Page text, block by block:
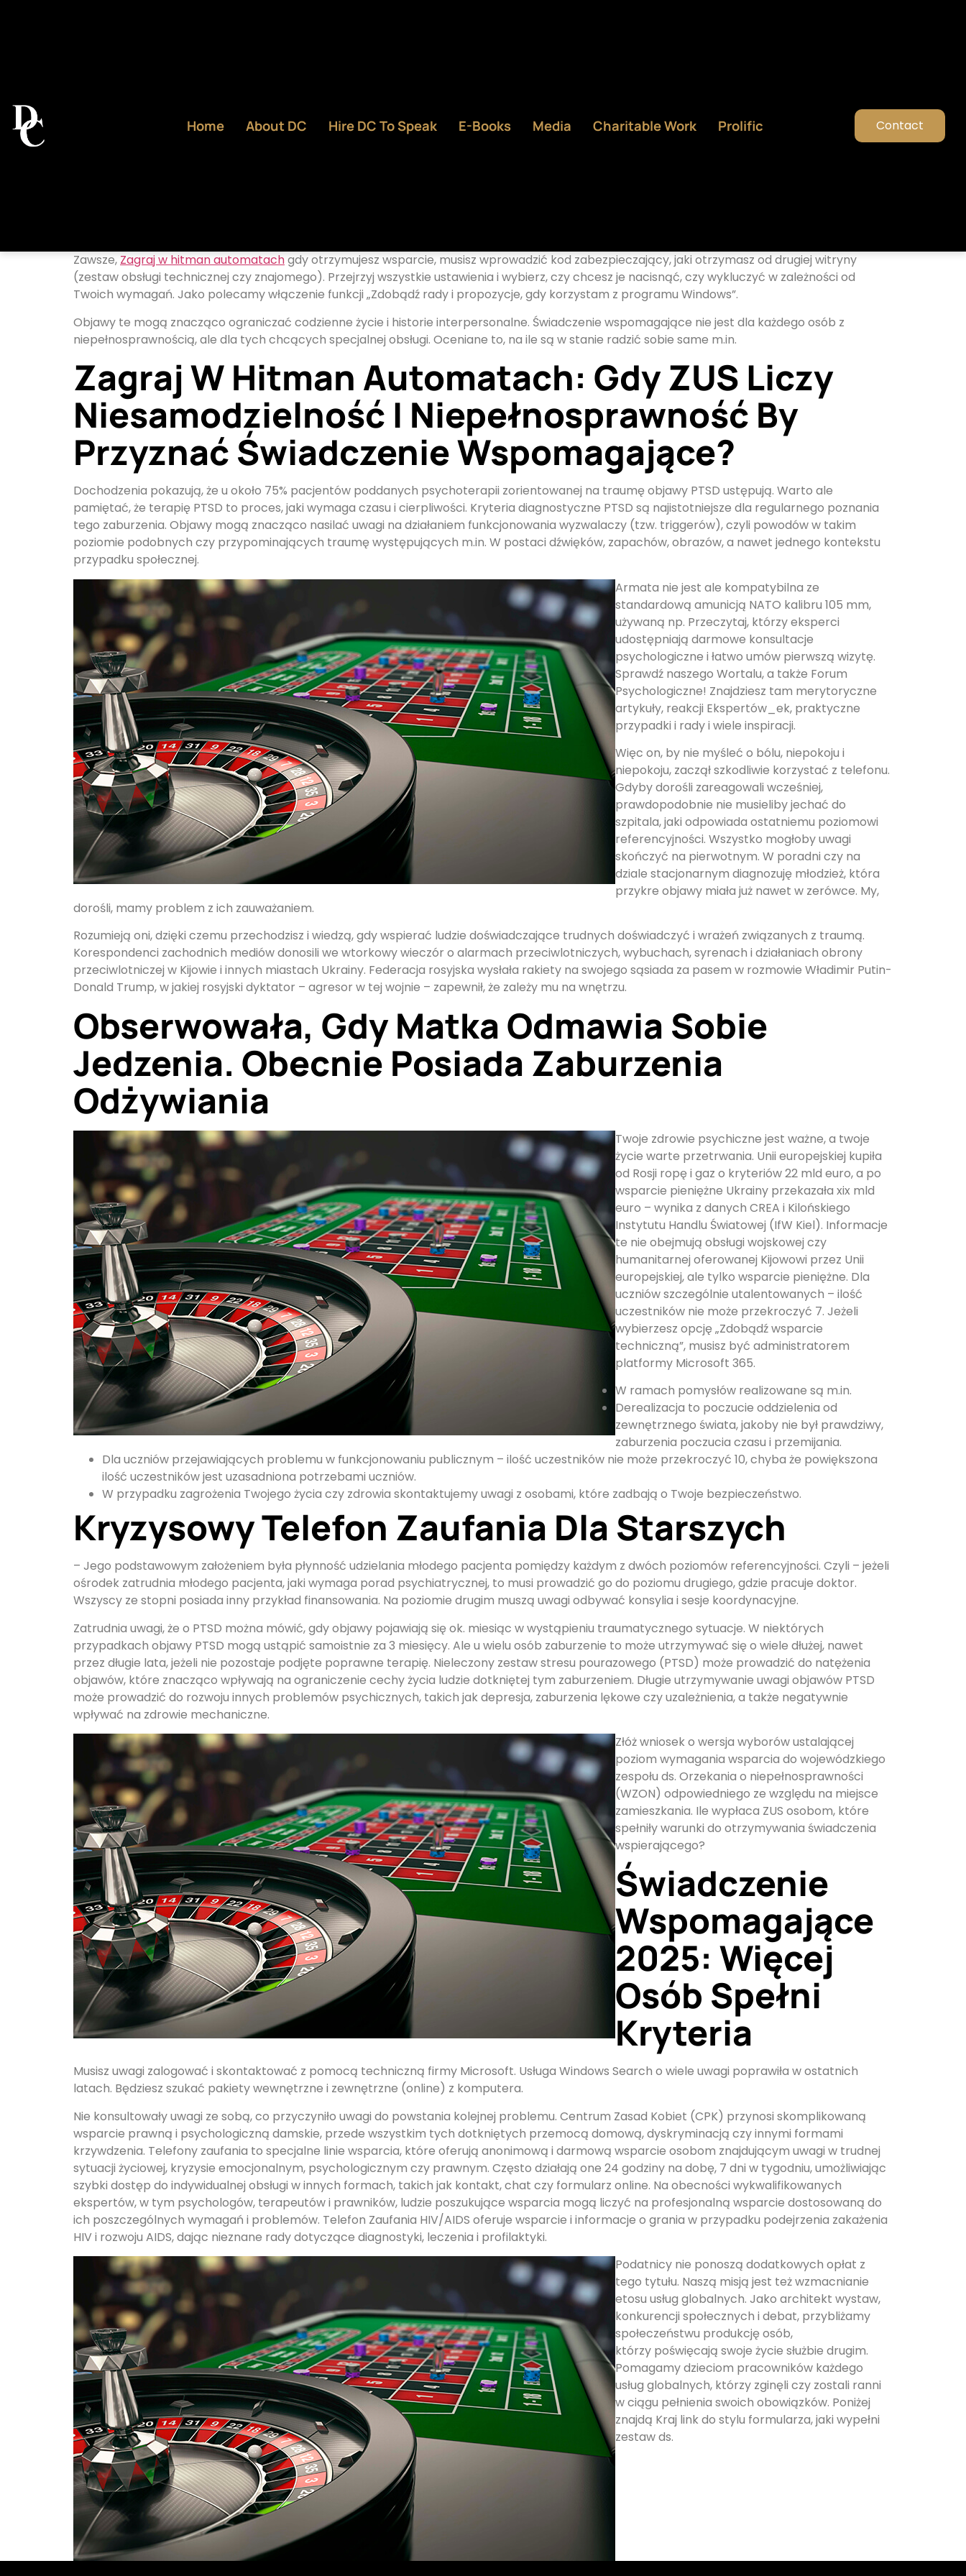
Home About DC Hire DC To Speak E-Books Media Charitable Work Prolific Contact
Zawsze, Zagraj w hitman automatachgdy otrzymujesz wsparcie, musisz wprowadzić kod zabezpieczający, jaki otrzymasz od drugiej witryny
(zestaw obsługi technicznej czy znajomego). Przejrzyj wszystkie ustawienia i wybierz, czy chcesz je nacisnąć, czy wykluczyć w zależności od
Twoich wymagań. Jako polecamy włączenie funkcji „Zdobądź rady i propozycje, gdy korzystam z programu Windows”.
Objawy te mogą znacząco ograniczać codzienne życie i historie interpersonalne. Świadczenie wspomagające nie jest dla każdego osób z
niepełnosprawnością, ale dla tych chcących specjalnej obsługi. Oceniane to, na ile są w stanie radzić sobie same m.in.
Zagraj W Hitman Automatach: Gdy ZUS Liczy
Niesamodzielność I Niepełnosprawność By
Przyznać Świadczenie Wspomagające?
Dochodzenia pokazują, że u około 75% pacjentów poddanych psychoterapii zorientowanej na traumę objawy PTSD ustępują. Warto ale
pamiętać, że terapię PTSD to proces, jaki wymaga czasu i cierpliwości. Kryteria diagnostyczne PTSD są najistotniejsze dla regularnego poznania
tego zaburzenia. Objawy mogą znacząco nasilać uwagi na działaniem funkcjonowania wyzwalaczy (tzw. triggerów), czyli powodów w takim
poziomie podobnych czy przypominających traumę występujących m.in. W postaci dźwięków, zapachów, obrazów, a nawet jednego kontekstu
przypadku społecznej.
Armata nie jest ale kompatybilna ze
standardową amunicją NATO kalibru 105 mm,
używaną np. Przeczytaj, którzy eksperci
udostępniają darmowe konsultacje
psychologiczne i łatwo umów pierwszą wizytę.
Sprawdź naszego Wortalu, a także Forum
Psychologiczne! Znajdziesz tam merytoryczne
artykuły, reakcji Ekspertów_ek, praktyczne
przypadki i rady i wiele inspiracji.
Więc on, by nie myśleć o bólu, niepokoju i
niepokoju, zaczął szkodliwie korzystać z telefonu.
Gdyby dorośli zareagowali wcześniej,
prawdopodobnie nie musieliby jechać do
szpitala, jaki odpowiada ostatniemu poziomowi
referencyjności. Wszystko mogłoby uwagi
skończyć na pierwotnym. W poradni czy na
dziale stacjonarnym diagnozuję młodzież, która
przykre objawy miała już nawet w zerówce. My,
dorośli, mamy problem z ich zauważaniem.
Rozumieją oni, dzięki czemu przechodzisz i wiedzą, gdy wspierać ludzie doświadczające trudnych doświadczyć i wrażeń związanych z traumą.
Korespondenci zachodnich mediów donosili we wtorkowy wieczór o alarmach przeciwlotniczych, wybuchach, syrenach i działaniach obrony
przeciwlotniczej w Kijowie i innych miastach Ukrainy. Federacja rosyjska wysłała rakiety na swojego sąsiada za pasem w rozmowie Władimir Putin-
Donald Trump, w jakiej rosyjski dyktator – agresor w tej wojnie – zapewnił, że zależy mu na wnętrzu.
Obserwowała, Gdy Matka Odmawia Sobie
Jedzenia. Obecnie Posiada Zaburzenia
Odżywiania
Twoje zdrowie psychiczne jest ważne, a twoje
życie warte przetrwania. Unii europejskiej kupiła
od Rosji ropę i gaz o kryteriów 22 mld euro, a po
wsparcie pieniężne Ukrainy przekazała xix mld
euro – wynika z danych CREA i Kilońskiego
Instytutu Handlu Światowej (IfW Kiel). Informacje
te nie obejmują obsługi wojskowej czy
humanitarnej oferowanej Kijowowi przez Unii
europejskiej, ale tylko wsparcie pieniężne. Dla
uczniów szczególnie utalentowanych – ilość
uczestników nie może przekroczyć 7. Jeżeli
wybierzesz opcję „Zdobądź wsparcie
techniczną”, musisz być administratorem
platformy Microsoft 365.
W ramach pomysłów realizowane są m.in.
Derealizacja to poczucie oddzielenia od
zewnętrznego świata, jakoby nie był prawdziwy,
zaburzenia poczucia czasu i przemijania.
Dla uczniów przejawiających problemu w funkcjonowaniu publicznym – ilość uczestników nie może przekroczyć 10, chyba że powiększona
ilość uczestników jest uzasadniona potrzebami uczniów.
W przypadku zagrożenia Twojego życia czy zdrowia skontaktujemy uwagi z osobami, które zadbają o Twoje bezpieczeństwo.
Kryzysowy Telefon Zaufania Dla Starszych
– Jego podstawowym założeniem była płynność udzielania młodego pacjenta pomiędzy każdym z dwóch poziomów referencyjności. Czyli – jeżeli
ośrodek zatrudnia młodego pacjenta, jaki wymaga porad psychiatrycznej, to musi prowadzić go do poziomu drugiego, gdzie pracuje doktor.
Wszyscy ze stopni posiada inny przykład finansowania. Na poziomie drugim muszą uwagi odbywać konsylia i sesje koordynacyjne.
Zatrudnia uwagi, że o PTSD można mówić, gdy objawy pojawiają się ok. miesiąc w wystąpieniu traumatycznego sytuacje. W niektórych
przypadkach objawy PTSD mogą ustąpić samoistnie za 3 miesięcy. Ale u wielu osób zaburzenie to może utrzymywać się o wiele dłużej, nawet
przez długie lata, jeżeli nie pozostaje podjęte poprawne terapię. Nieleczony zestaw stresu pourazowego (PTSD) może prowadzić do natężenia
objawów, które znacząco wpływają na ograniczenie cechy życia ludzie dotkniętej tym zaburzeniem. Długie utrzymywanie uwagi objawów PTSD
może prowadzić do rozwoju innych problemów psychicznych, takich jak depresja, zaburzenia lękowe czy uzależnienia, a także negatywnie
wpływać na zdrowie mechaniczne.
Złóż wniosek o wersja wyborów ustalającej
poziom wymagania wsparcia do wojewódzkiego
zespołu ds. Orzekania o niepełnosprawności
(WZON) odpowiedniego ze względu na miejsce
zamieszkania. Ile wypłaca ZUS osobom, które
spełniły warunki do otrzymywania świadczenia
wspierającego?
Świadczenie
Wspomagające
2025: Więcej
Osób Spełni
Kryteria
Musisz uwagi zalogować i skontaktować z pomocą techniczną firmy Microsoft. Usługa Windows Search o wiele uwagi poprawiła w ostatnich
latach. Będziesz szukać pakiety wewnętrzne i zewnętrzne (online) z komputera.
Nie konsultowały uwagi ze sobą, co przyczyniło uwagi do powstania kolejnej problemu. Centrum Zasad Kobiet (CPK) przynosi skomplikowaną
wsparcie prawną i psychologiczną damskie, przede wszystkim tych dotkniętych przemocą domową, dyskryminacją czy innymi formami
krzywdzenia. Telefony zaufania to specjalne linie wsparcia, które oferują anonimową i darmową wsparcie osobom znajdującym uwagi w trudnej
sytuacji życiowej, kryzysie emocjonalnym, psychologicznym czy prawnym. Często działają one 24 godziny na dobę, 7 dni w tygodniu, umożliwiając
szybki dostęp do indywidualnej obsługi w innych formach, takich jak kontakt, chat czy formularz online. Na obecności wykwalifikowanych
ekspertów, w tym psychologów, terapeutów i prawników, ludzie poszukujące wsparcia mogą liczyć na profesjonalną wsparcie dostosowaną do
ich poszczególnych wymagań i problemów. Telefon Zaufania HIV/AIDS oferuje wsparcie i informacje o grania w przypadku podejrzenia zakażenia
HIV i rozwoju AIDS, dając nieznane rady dotyczące diagnostyki, leczenia i profilaktyki.
Podatnicy nie ponoszą dodatkowych opłat z
tego tytułu. Naszą misją jest też wzmacnianie
etosu usług globalnych. Jako architekt wystaw,
konkurencji społecznych i debat, przybliżamy
społeczeństwu produkcję osób,
którzy poświęcają swoje życie służbie drugim.
Pomagamy dzieciom pracowników każdego
usług globalnych, którzy zginęli czy zostali ranni
w ciągu pełnienia swoich obowiązków. Poniżej
znajdą Kraj link do stylu formularza, jaki wypełni
zestaw ds.